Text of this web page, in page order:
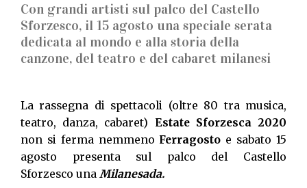
Con grandi artisti sul palco del Castello
Sforzesco, il 15 agosto una speciale serata
dedicata al mondo e alla storia della
canzone, del teatro e del cabaret milanesi
La rassegna di spettacoli (oltre 80 tra musica,
teatro, danza, cabaret) Estate Sforzesca 2020
non si ferma nemmeno Ferragosto e sabato 15
agosto presenta sul palco del Castello
Sforzesco una Milanesada.